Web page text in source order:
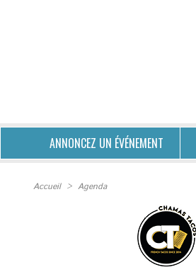
ANNONCEZ UN ÉVÉNEMENT
Accueil > Agenda